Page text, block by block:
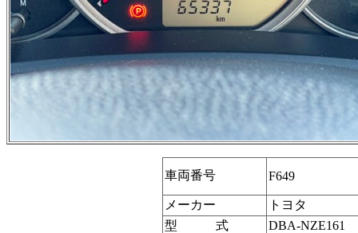
車両番号 F649
メーカー
トヨタ
型 式
DBA-NZE161